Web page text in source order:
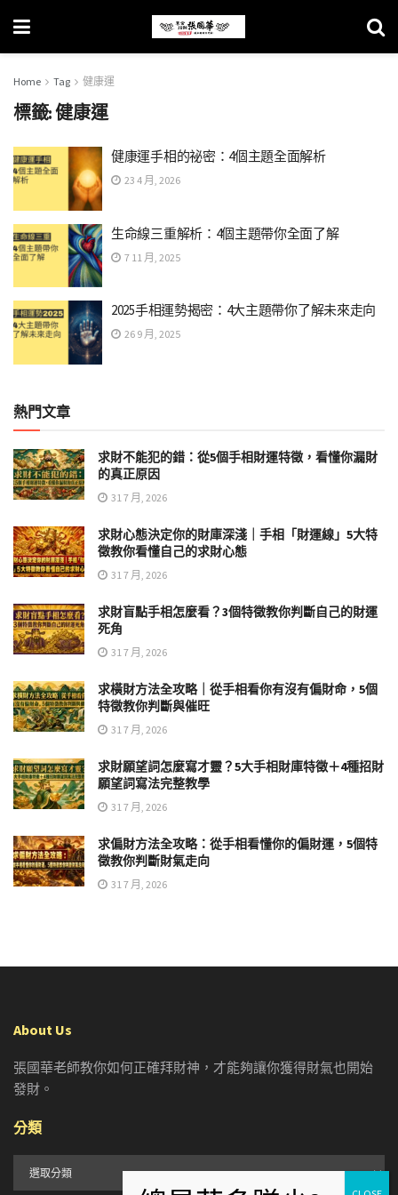
Home Tag 健康運
標籤:健康運
健康運手相的祕密：4個主題全面解析
23 4 月, 2026
生命線三重解析：4個主題帶你全面了解
7 11 月, 2025
2025手相運勢揭密：4大主題帶你了解未來走向
26 9 月, 2025
熱門文章
求財不能犯的錯：從5個手相財運特徵，看懂你漏財
的真正原因
31 7 月, 2026
求財心態決定你的財庫深淺｜手相「財運線」5大特
徵教你看懂自己的求財心態
31 7 月, 2026
求財盲點手相怎麼看？3個特徵教你判斷自己的財運
死角
31 7 月, 2026
求橫財方法全攻略｜從手相看你有沒有偏財命，5個
特徵教你判斷與催旺
31 7 月, 2026
求財願望詞怎麼寫才靈？5大手相財庫特徵＋4種招財
願望詞寫法完整教學
31 7 月, 2026
求偏財方法全攻略：從手相看懂你的偏財運，5個特
徵教你判斷財氣走向
31 7 月, 2026
About Us
張國華老師教你如何正確拜財神，才能夠讓你獲得財氣也開始
發財。
分類